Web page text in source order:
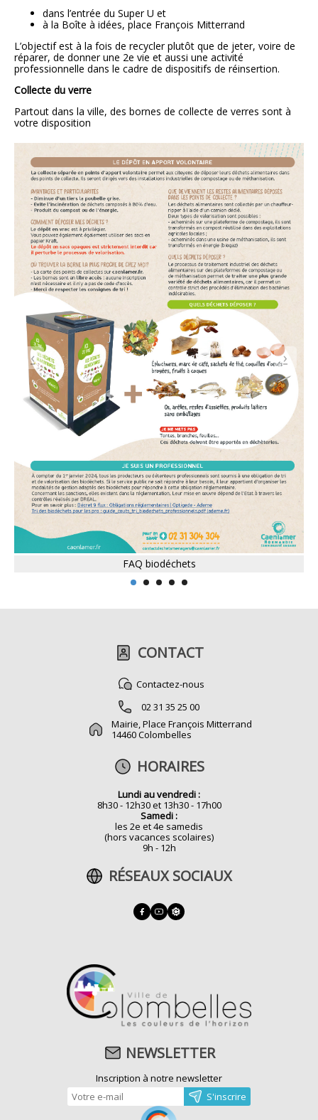
dans l’entrée du Super U et
à la Boîte à idées, place François Mitterrand
L’objectif est à la fois de recycler plutôt que de jeter, voire de
réparer, de donner une 2e vie et aussi une activité
professionnelle dans le cadre de dispositifs de réinsertion.
Collecte du verre
Partout dans la ville, des bornes de collecte de verres sont à
votre disposition
FAQ biodéchets
CONTACT
Contactez-nous
02 31 35 25 00
Mairie, Place François Mitterrand
14460 Colombelles
HORAIRES
Lundi au vendredi :
8h30 - 12h30 et 13h30 - 17h00
Samedi :
les 2e et 4e samedis
(hors vacances scolaires)
9h - 12h
RÉSEAUX SOCIAUX
NEWSLETTER
Inscription à notre newsletter